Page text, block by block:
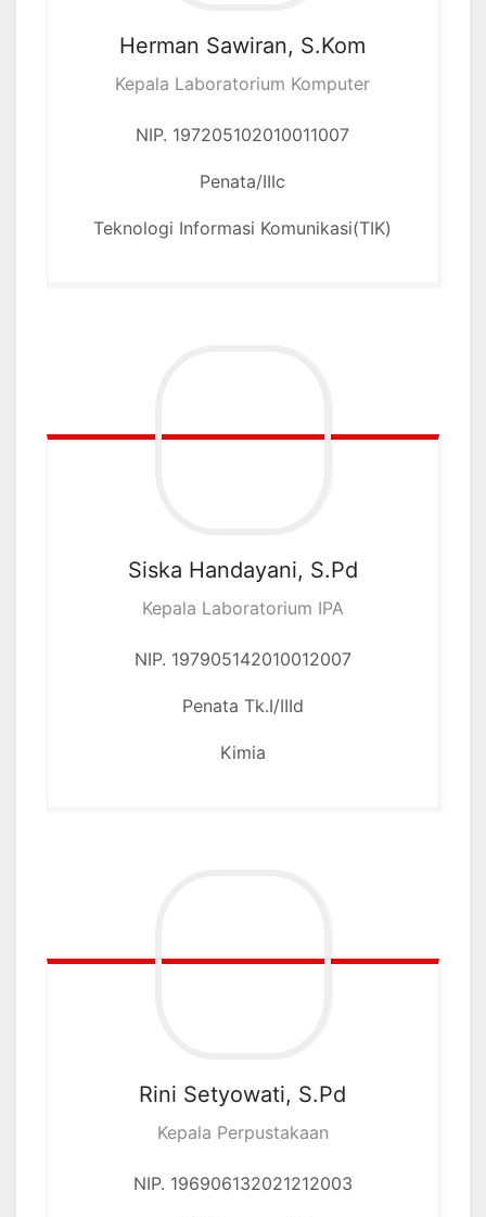
Herman Sawiran, S.Kom
Kepala Laboratorium Komputer
NIP. 197205102010011007
Penata/IIIc
Teknologi Informasi Komunikasi(TIK)
Siska Handayani, S.Pd
Kepala Laboratorium IPA
NIP. 197905142010012007
Penata Tk.I/IIId
Kimia
Rini Setyowati, S.Pd
Kepala Perpustakaan
NIP. 196906132021212003